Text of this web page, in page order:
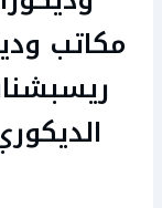
مكاتب